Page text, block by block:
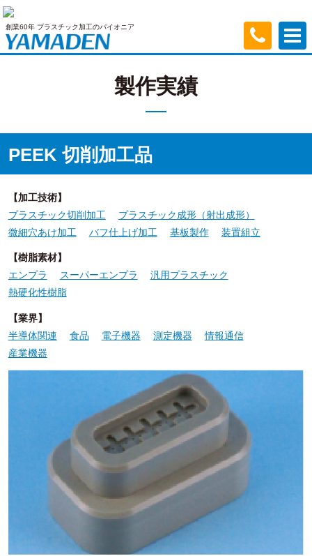
創業60年 プラスチック加工のパイオニア
製作実績
PEEK 切削加工品
加工技術
プラスチック切削加工
プラスチック成形（射出成形）
微細穴あけ加工
バフ仕上げ加工 基板製作 装置組立
樹脂素材
エンプラ
スーパーエンプラ
汎用プラスチック
熱硬化性樹脂
業界
半導体関連
食品 電子機器 測定機器
情報通信
産業機器